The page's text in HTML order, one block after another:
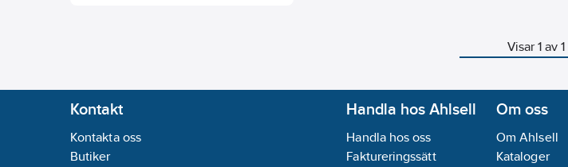
Visar 1 av 1
Kontakt
Kontakta oss
Butiker
Handla hos Ahlsell
Handla hos oss
Faktureringssätt
Om oss
Om Ahlsell
Kataloger